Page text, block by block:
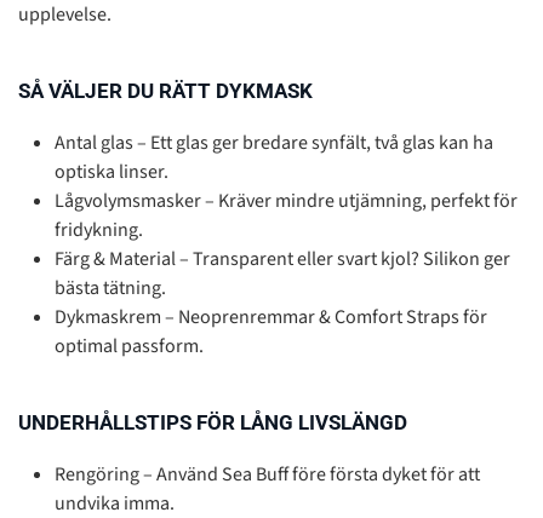
upplevelse.
SÅ VÄLJER DU RÄTT DYKMASK
Antal glas – Ett glas ger bredare synfält, två glas kan ha
optiska linser.
Lågvolymsmasker – Kräver mindre utjämning, perfekt för
fridykning.
Färg & Material – Transparent eller svart kjol? Silikon ger
bästa tätning.
Dykmaskrem – Neoprenremmar & Comfort Straps för
optimal passform.
UNDERHÅLLSTIPS FÖR LÅNG LIVSLÄNGD
Rengöring – Använd Sea Buff före första dyket för att
undvika imma.